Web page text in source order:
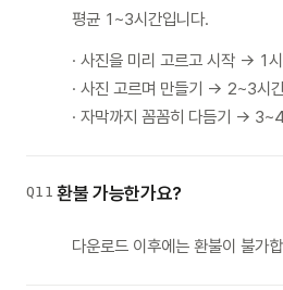
평균 1~3시간입니다.
· 사진을 미리 고르고 시작 → 1
· 사진 고르며 만들기 → 2~3시
· 자막까지 꼼꼼히 다듬기 →
Q11 환불 가능한가요?
다운로드 이후에는 환불이 불가